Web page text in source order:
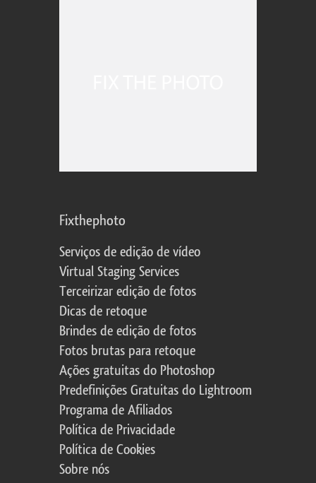
Fixthephoto
Serviços de edição de vídeo
Virtual Staging Services
Terceirizar edição de fotos
Dicas de retoque
Brindes de edição de fotos
Fotos brutas para retoque
Ações gratuitas do Photoshop
Predefinições Gratuitas do Lightroom
Programa de Afiliados
Política de Privacidade
Política de Cookies
Sobre nós